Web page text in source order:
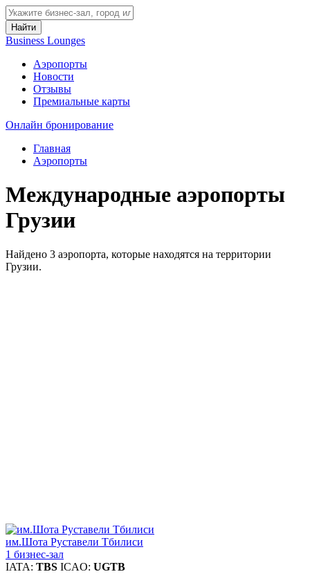
Найти
Business Lounges
Аэропорты
Новости
Отзывы
Премиальные карты
Онлайн бронирование
Главная
Аэропорты
Международные аэропорты
Грузии
Найдено 3 аэропорта, которые находятся на территории
Грузии.
им.Шота Руставели Тбилиси
1 бизнес-зал
IATA: TBS ICAO: UGTB